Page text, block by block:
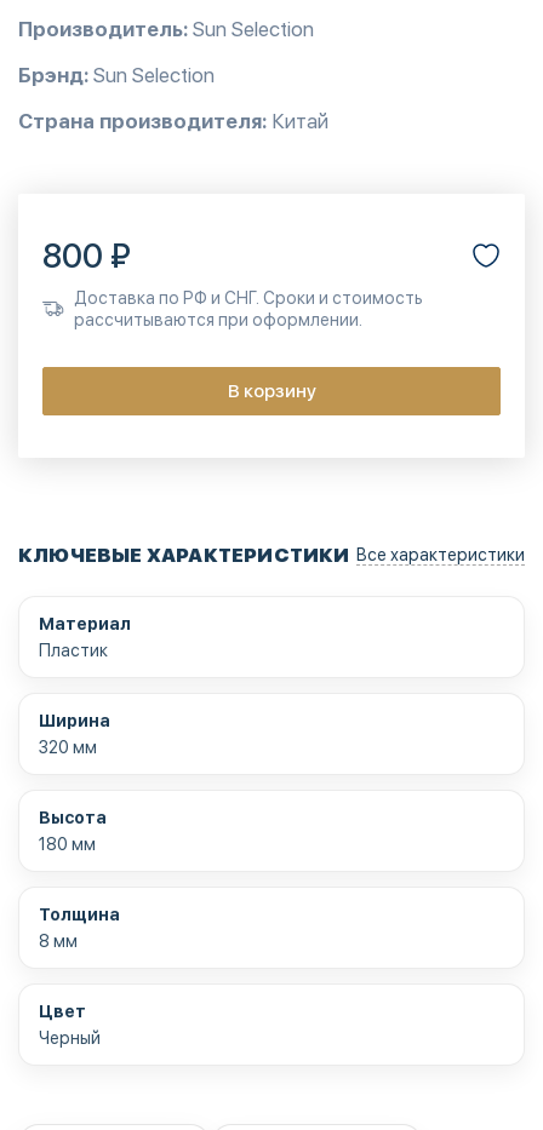
Производитель: Sun Selection
Брэнд: Sun Selection
Страна производителя: Китай
800 ₽
Доставка по РФ и СНГ. Сроки и стоимость
рассчитываются при оформлении.
В корзину
КЛЮЧЕВЫЕ ХАРАКТЕРИСТИКИ Все характеристики
Материал
Пластик
Ширина
320 мм
Высота
180 мм
Толщина
8 мм
Цвет
Черный